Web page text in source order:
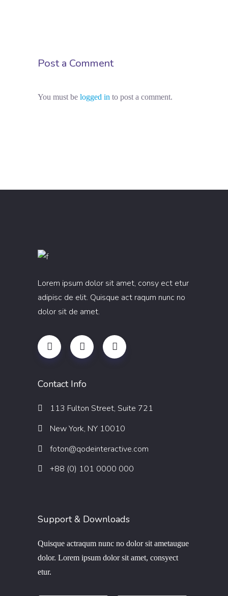
Post a Comment
You must be logged in to post a comment.
Lorem ipsum dolor sit amet, consy ect etur
adipisc de elit. Quisque act raqum nunc no
dolor sit de amet.
Contact Info
113 Fulton Street, Suite 721
New York, NY 10010
foton@qodeinteractive.com
+88 (0) 101 0000 000
Support & Downloads
Quisque actraqum nunc no dolor sit ametaugue
dolor. Lorem ipsum dolor sit amet, consyect
etur.